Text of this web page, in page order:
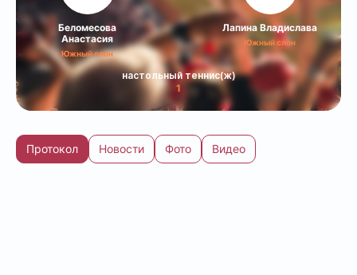
Беломесова
Анастасия
Южный слон
Лапина Владислава
Южный слон
настольный теннис(ж)
1
Протокол Новости Фото Видео